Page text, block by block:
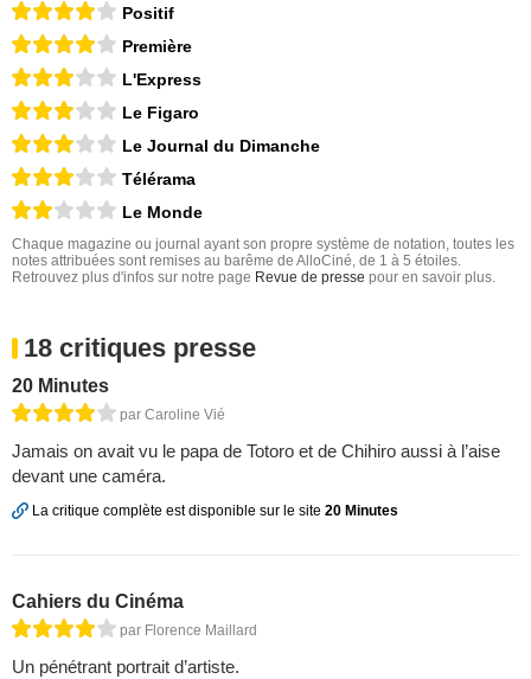
Positif
Première
L'Express
Le Figaro
Le Journal du Dimanche
Télérama
Le Monde
Chaque magazine ou journal ayant son propre système de notation, toutes les
notes attribuées sont remises au barême de AlloCiné, de 1 à 5 étoiles.
Retrouvez plus d'infos sur notre page Revue de presse pour en savoir plus.
18 critiques presse
20 Minutes
par Caroline Vié
Jamais on avait vu le papa de Totoro et de Chihiro aussi à l’aise
devant une caméra.
La critique complète est disponible sur le site 20 Minutes
Cahiers du Cinéma
par Florence Maillard
Un pénétrant portrait d’artiste.